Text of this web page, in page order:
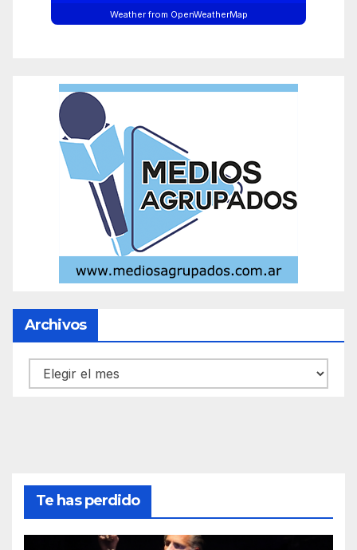
Weather from OpenWeatherMap
Archivos
Archivos
Te has perdido